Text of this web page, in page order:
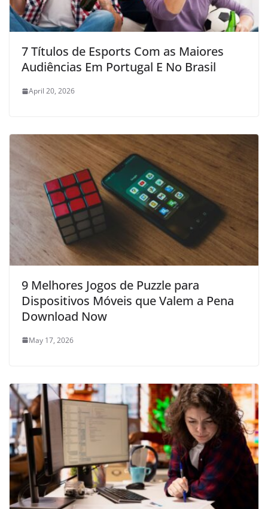
7 Títulos de Esports Com as Maiores
Audiências Em Portugal E No Brasil
April 20, 2026
9 Melhores Jogos de Puzzle para
Dispositivos Móveis que Valem a Pena
Download Now
May 17, 2026